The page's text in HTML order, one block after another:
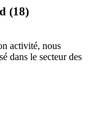
(18)
activité, nous
dans le secteur des